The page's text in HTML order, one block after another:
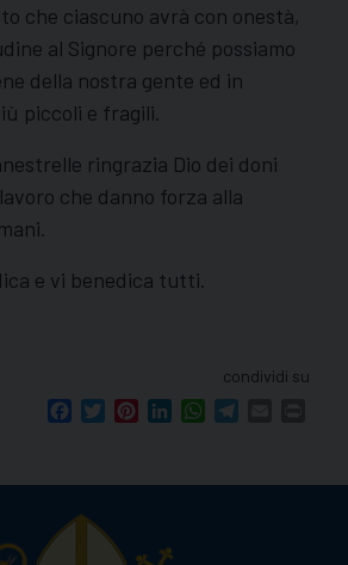
che ciascuno avrà con onestà,
al Signore perché possiamo
della nostra gente ed in
piccoli e fragili.
ringrazia Dio dei doni
che danno forza alla
e vi benedica tutti.
condividi su
FacebookTwitterPinterestLinkedInWhatsApp